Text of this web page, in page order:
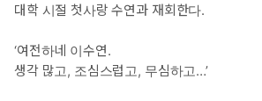
대학 시절 첫사랑 수연과 재회한다.
‘여전하네 이수연.
생각 많고, 조심스럽고, 무심하고…’